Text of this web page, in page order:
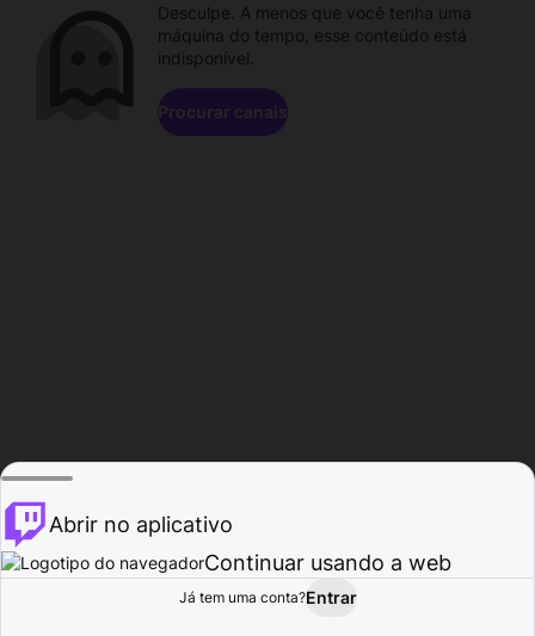
Procurar Atividade
Desculpe. A menos que você tenha uma
máquina do tempo, esse conteúdo está
indisponível.
Procurar canais
Abrir no aplicativo
Continuar usando a web
Já tem uma conta?Entrar